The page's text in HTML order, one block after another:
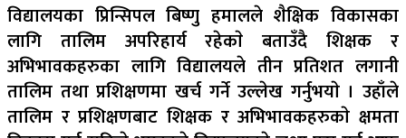
विद्यालयका प्रिन्सिपल बिष्णु हमालले शैक्षिक विकासका
लागि तालिम अपरिहार्य रहेकाे बताउँदै शिक्षक र
अभिभावकहरुका लागि विद्यालयले तीन प्रतिशत लगानी
तालिम तथा प्रशिक्षणमा खर्च गर्ने उल्लेख गर्नुभयाे । उहाँले
तालिम र प्रशिक्षणबाट शिक्षक र अभिभावकहरुकाे क्षमता